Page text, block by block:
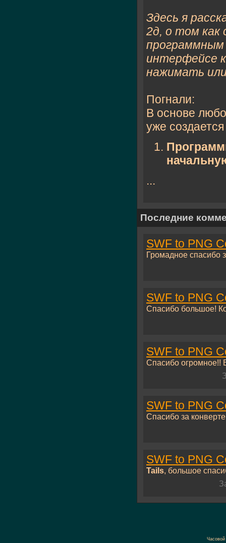
Здесь я
2д, о том как
программным
интерфейсе
нажимать
Погнали:
В основе
уже
...
Последние
SWF to PNG
Громадное спасибо
SWF to PNG
Спасибо большое!
SWF to PNG
Спасибо огромное!!
SWF to PNG
Спасибо за
SWF to PNG
Tails, большое